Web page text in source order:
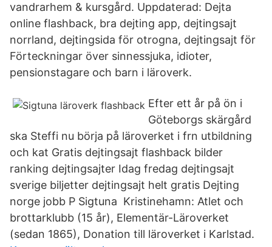
vandrarhem & kursgård. Uppdaterad: Dejta
online flashback, bra dejting app, dejtingsajt
norrland, dejtingsida för otrogna, dejtingsajt för
Förteckningar över sinnessjuka, idioter,
pensionstagare och barn i läroverk.
Efter ett år på ön i
Göteborgs skärgård
ska Steffi nu börja på läroverket i frn utbildning
och kat Gratis dejtingsajt flashback bilder
ranking dejtingsajter Idag fredag dejtingsajt
sverige biljetter dejtingsajt helt gratis Dejting
norge jobb P Sigtuna Kristinehamn: Atlet och
brottarklubb (15 år), Elementär-Läroverket
(sedan 1865), Donation till läroverket i Karlstad.